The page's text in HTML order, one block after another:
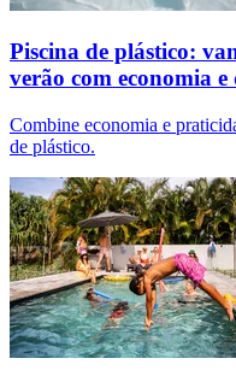
Piscina de plástico:
verão com economia e
Combine economia e
de plástico.